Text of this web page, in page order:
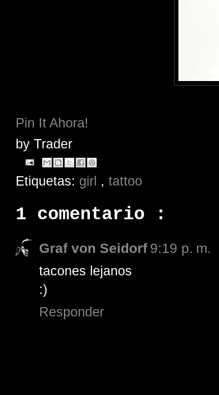
Pin It Ahora!
by Trader
Etiquetas: girl , tattoo
1 comentario :
Graf von Seidorf 9:19 p. m.
tacones lejanos
:)
Responder